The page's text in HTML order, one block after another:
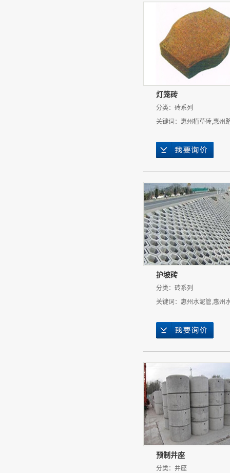
灯笼砖
分类： 砖系列
关键词： 惠州植草砖,惠州
护坡砖
分类： 砖系列
关键词： 惠州水泥管,惠州
预制井座
分类： 井座